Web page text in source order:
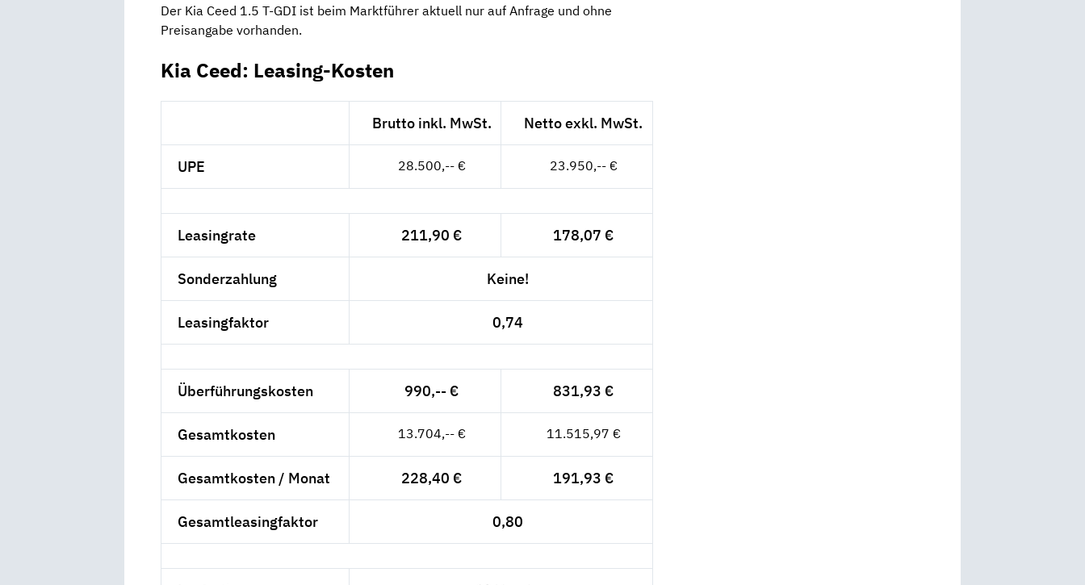
Der Kia Ceed 1.5 T-GDI ist beim Marktführer aktuell nur auf Anfrage und ohne
Preisangabe vorhanden.
Kia Ceed: Leasing-Kosten
Brutto inkl. MwSt. Netto exkl. MwSt.
UPE 28.500,-- € 23.950,-- €
Leasingrate 211,90 € 178,07 €
Sonderzahlung Keine!
Leasingfaktor 0,74
Überführungskosten 990,-- € 831,93 €
Gesamtkosten 13.704,-- € 11.515,97 €
Gesamtkosten / Monat 228,40 € 191,93 €
Gesamtleasingfaktor 0,80